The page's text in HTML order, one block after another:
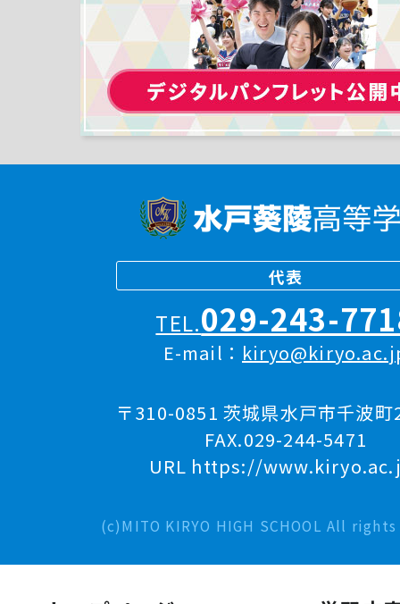
代表
TEL.029-243-
E-mail：
〒310-0851 茨城県水戸市千波
FAX.029-244-5471
URL https://
(c)MITO KIRYO HIGH SCHOOL All